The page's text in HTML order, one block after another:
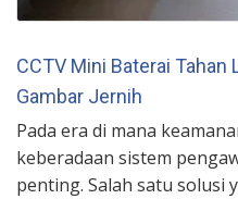
CCTV Mini Baterai Tahan
Gambar Jernih
Pada era di mana
keberadaan sistem
penting. Salah satu solusi